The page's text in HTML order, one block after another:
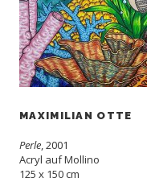
MAXIMILIAN OTTE
Perle , 2001
Acryl auf Mollino
125 x 150 cm